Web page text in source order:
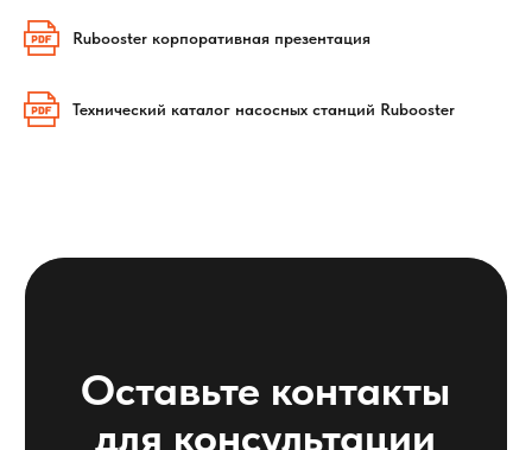
Rubooster корпоративная презентация
Технический каталог насосных станций Rubooster
3 причины работать
с нами
Heat prosystem —